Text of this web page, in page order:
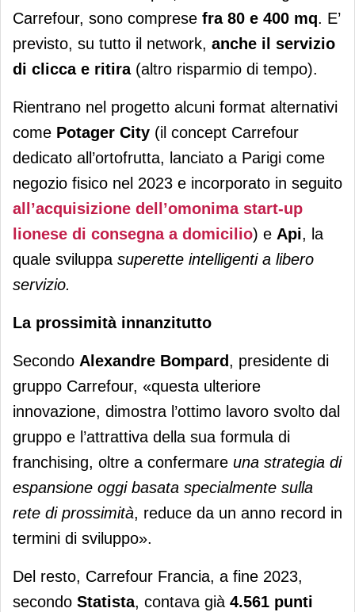
Carrefour, sono comprese fra 80 e 400 mq. E’
previsto, su tutto il network, anche il servizio
di clicca e ritira (altro risparmio di tempo).
Rientrano nel progetto alcuni format alternativi
come Potager City (il concept Carrefour
dedicato all’ortofrutta, lanciato a Parigi come
negozio fisico nel 2023 e incorporato in seguito
all’acquisizione dell’omonima start-up
lionese di consegna a domicilio) e Api, la
quale sviluppa superette intelligenti a libero
servizio.
La prossimità innanzitutto
Secondo Alexandre Bompard, presidente di
gruppo Carrefour, «questa ulteriore
innovazione, dimostra l’ottimo lavoro svolto dal
gruppo e l’attrattiva della sua formula di
franchising, oltre a confermare una strategia di
espansione oggi basata specialmente sulla
rete di prossimità, reduce da un anno record in
termini di sviluppo».
Del resto, Carrefour Francia, a fine 2023,
secondo Statista, contava già 4.561 punti